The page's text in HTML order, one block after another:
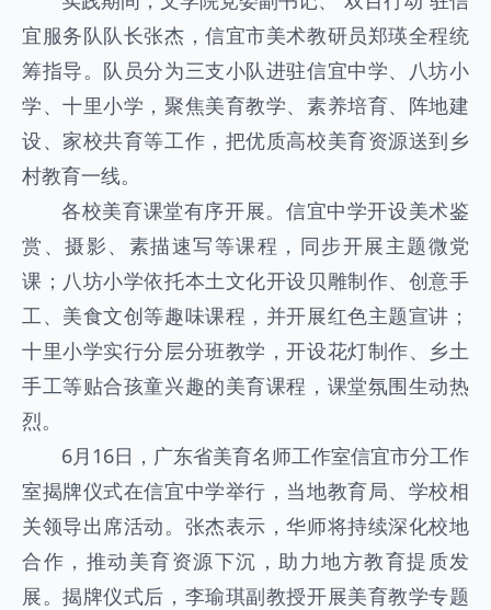
宜服务队队长张杰，信宜市美术教研员郑瑛全程统
筹指导。队员分为三支小队进驻信宜中学、八坊小
学、十里小学，聚焦美育教学、素养培育、阵地建
设、家校共育等工作，把优质高校美育资源送到乡
村教育一线。
各校美育课堂有序开展。信宜中学开设美术鉴
赏、摄影、素描速写等课程，同步开展主题微党
课；八坊小学依托本土文化开设贝雕制作、创意手
工、美食文创等趣味课程，并开展红色主题宣讲；
十里小学实行分层分班教学，开设花灯制作、乡土
手工等贴合孩童兴趣的美育课程，课堂氛围生动热
烈。
6月16日，广东省美育名师工作室信宜市分工作
室揭牌仪式在信宜中学举行，当地教育局、学校相
关领导出席活动。张杰表示，华师将持续深化校地
合作，推动美育资源下沉，助力地方教育提质发
展。揭牌仪式后，李瑜琪副教授开展美育教学专题